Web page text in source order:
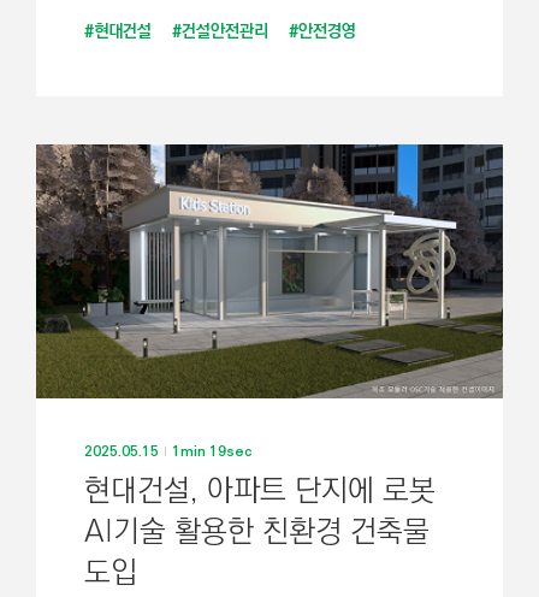
#현대건설 #건설안전관리 #안전경영
2025.05.15 1min 19sec
현대건설, 아파트 단지에 로봇
AI기술 활용한 친환경 건축물
도입